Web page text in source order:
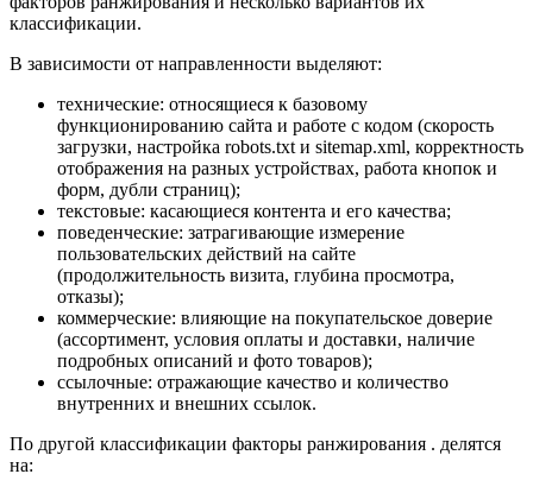
классификации.
В зависимости от направленности выделяют:
технические: относящиеся к базовому
функционированию сайта и работе с кодом (скорость
загрузки, настройка robots.txt и sitemap.xml, корректность
отображения на разных устройствах, работа кнопок и
форм, дубли страниц);
текстовые: касающиеся контента и его качества;
поведенческие: затрагивающие измерение
пользовательских действий на сайте
(продолжительность визита, глубина просмотра,
отказы);
коммерческие: влияющие на покупательское доверие
(ассортимент, условия оплаты и доставки, наличие
подробных описаний и фото товаров);
ссылочные: отражающие качество и количество
внутренних и внешних ссылок.
По другой классификации факторы ранжирования . делятся
на: